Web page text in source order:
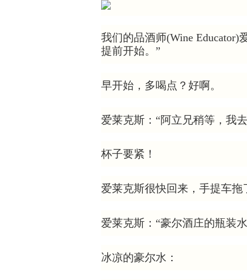
我们的品酒师(Wine
提前开始。”
早开始，多喝点？好啊。
爱莱克斯：“阿立兄稍等，我
杯子要紧！
爱莱克斯很快回来，手提车拖
爱莱克斯：“豪尔酒庄的瓶装
冰凉的豪尔水：